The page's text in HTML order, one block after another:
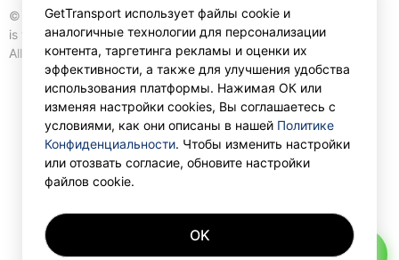
© Gettransport International Limited. GetTransport®
is trademark of Gettransport International Limited.
All rights reserved.
GetTransport использует файлы cookie и
аналогичные технологии для персонализации
контента, таргетинга рекламы и оценки их
эффективности, а также для улучшения удобства
использования платформы. Нажимая ОК или
изменяя настройки cookies, Вы соглашаетесь с
условиями, как они описаны в нашей Политике
Конфиденциальности. Чтобы изменить настройки
или отозвать согласие, обновите настройки
файлов cookie.
OK
AI